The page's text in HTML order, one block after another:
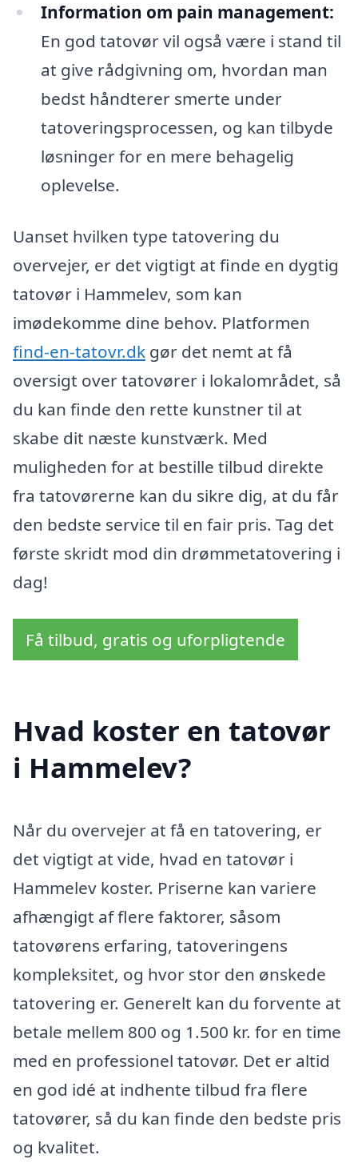
Information om pain management:
En god tatovør vil også være i stand til
at give rådgivning om, hvordan man
bedst håndterer smerte under
tatoveringsprocessen, og kan tilbyde
løsninger for en mere behagelig
oplevelse.
Uanset hvilken type tatovering du
overvejer, er det vigtigt at finde en dygtig
tatovør i Hammelev, som kan
imødekomme dine behov. Platformen
find-en-tatovr.dk gør det nemt at få
oversigt over tatovører i lokalområdet, så
du kan finde den rette kunstner til at
skabe dit næste kunstværk. Med
muligheden for at bestille tilbud direkte
fra tatovørerne kan du sikre dig, at du får
den bedste service til en fair pris. Tag det
første skridt mod din drømmetatovering i
dag!
Få tilbud, gratis og uforpligtende
Hvad koster en tatovør
i Hammelev?
Når du overvejer at få en tatovering, er
det vigtigt at vide, hvad en tatovør i
Hammelev koster. Priserne kan variere
afhængigt af flere faktorer, såsom
tatovørens erfaring, tatoveringens
kompleksitet, og hvor stor den ønskede
tatovering er. Generelt kan du forvente at
betale mellem 800 og 1.500 kr. for en time
med en professionel tatovør. Det er altid
en god idé at indhente tilbud fra flere
tatovører, så du kan finde den bedste pris
og kvalitet.